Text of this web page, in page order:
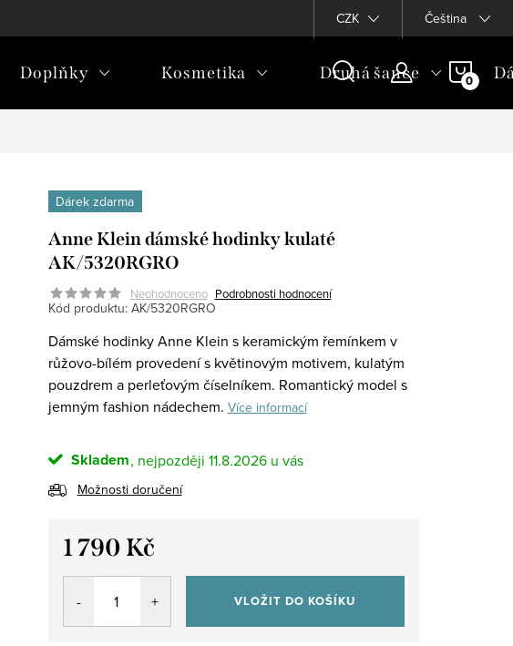
CZK Čeština
Doplňky Kosmetika Druhá šance
Dárek zdarma
Anne Klein dámské hodinky kulaté
AK/5320RGRO
Neohodnoceno Podrobnosti hodnocení
Kód produktu: AK/5320RGRO
Dámské hodinky Anne Klein s keramickým řemínkem v
růžovo-bílém provedení s květinovým motivem, kulatým
pouzdrem a perleťovým číselníkem. Romantický model s
jemným fashion nádechem. Více informací
Skladem 11.8.2026
Možnosti doručení
1 790 Kč
Měrná
VLOŽIT DO KOŠÍKU